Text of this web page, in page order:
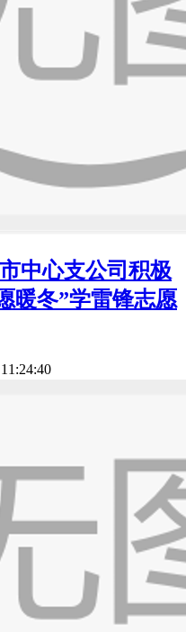
中心支公司积极
暖冬”学雷锋志愿